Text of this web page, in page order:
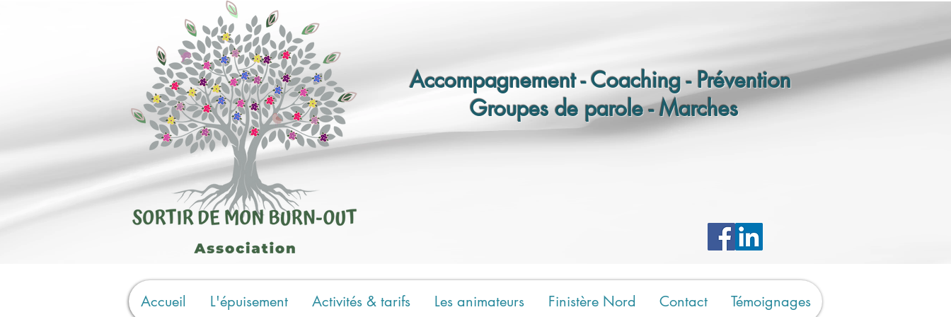
Accompagnement - Coaching - Prévention
Groupes de parole - Marches
Accueil L'épuisement Activités & tarifs Les animateurs Finistère Nord Contact Témoignages